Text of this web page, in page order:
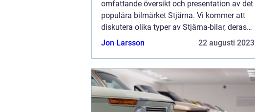
omfattande översikt och presentation av det
populära bilmärket Stjärna. Vi kommer att
diskutera olika typer av Stjärna-bilar, deras
popularitet och skillnader, samt göra
Jon Larsson 22 augusti 2023